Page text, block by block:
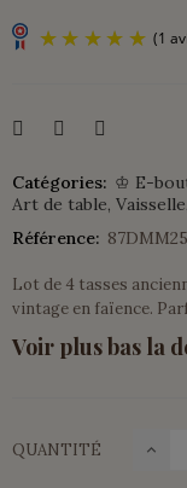
Catégories: ♔ E-
Art de table Vaisselle
Référence:
Lot de 4 tasses
vintage en faïence.
Voir plus bas la
QUANTITÉ